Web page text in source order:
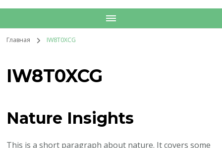
Главная IW8T0XCG
IW8T0XCG
Nature Insights
This is a short paragraph about nature. It covers some